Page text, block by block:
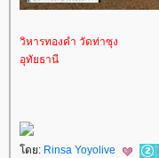
วิหารทองคำ วัดท่าซุง
อุทัยธานี
ดย: Rinsa Yoyolive